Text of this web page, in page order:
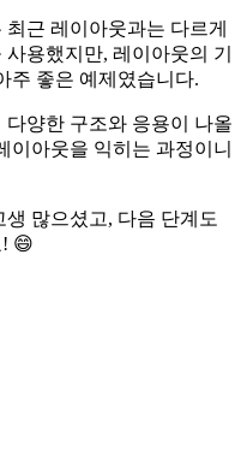
근 레이아웃과는 다르게
용했지만, 레이아웃의 기
주 좋은 예제였습니다.
양한 구조와 응용이 나올
이아웃을 익히는 과정이니
많으셨고, 다음 단계도
😄